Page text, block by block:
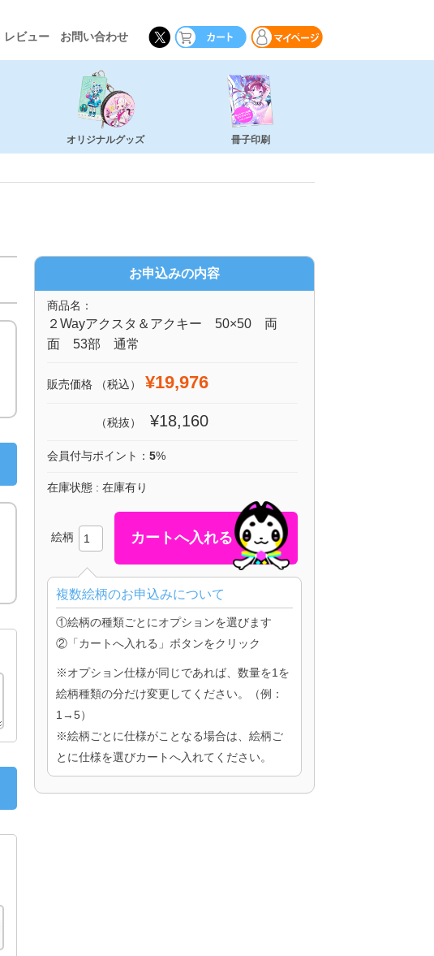
レビュー お問い合わせ
オリジナルグッズ 冊子印刷
お申込みの内容
商品名：
２Wayアクスタ＆アクキー 50×50 両
面 53部 通常
販売価格 （税込） ¥19,976
（税抜） ¥18,160
会員付与ポイント： 5%
在庫状態 : 在庫有り
絵柄
複数絵柄のお申込みについて
①絵柄の種類ごとにオプションを選びます
②「カートへ入れる」ボタンをクリック
※オプション仕様が同じであれば、数量を1を
絵柄種類の分だけ変更してください。（例：
1→5）
※絵柄ごとに仕様がことなる場合は、絵柄ご
とに仕様を選びカートへ入れてください。